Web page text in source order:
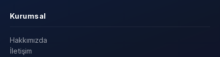
Kurumsal
Hakkımızda
İletişim